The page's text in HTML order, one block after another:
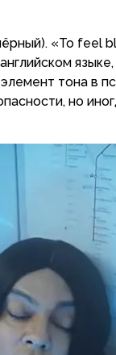
«To feel
тона в
но